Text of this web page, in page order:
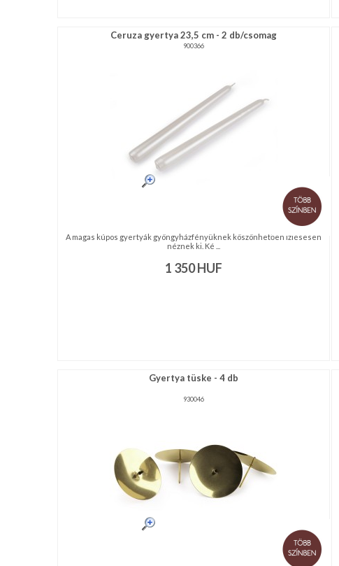
Ceruza gyertya 23,5 cm - 2 db/csomag
900366
A magas kúpos gyertyák gyöngyházfényüknek köszönhetően ízlésesen
néznek ki. Ké ...
1 350HUF
Gyertya tüske - 4 db
930046